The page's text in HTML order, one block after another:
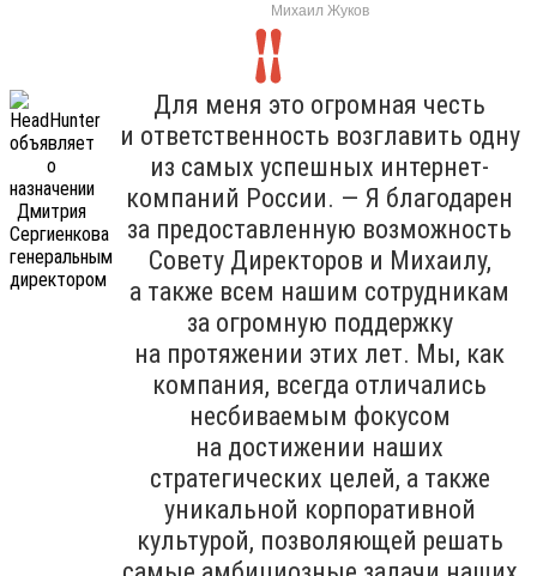
Михаил Жуков
Для меня это огромная честь
и ответственность возглавить одну
из самых успешных интернет-
компаний России. — Я благодарен
за предоставленную возможность
Совету Директоров и Михаилу,
а также всем нашим сотрудникам
за огромную поддержку
на протяжении этих лет. Мы, как
компания, всегда отличались
несбиваемым фокусом
на достижении наших
стратегических целей, а также
уникальной корпоративной
культурой, позволяющей решать